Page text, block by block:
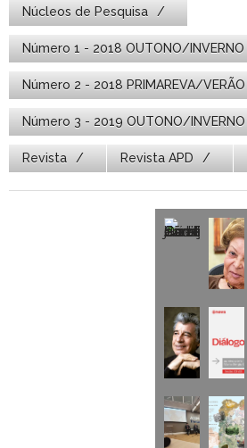
Núcleos de Pesquisa
Número 1 - 2018 OUTONO/INVERNO
Número 2 - 2018 PRIMAREVA/VERÃO
Número 3 - 2019 OUTONO/INVERNO
Revista Revista APD